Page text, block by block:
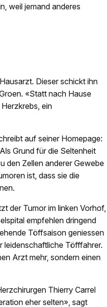
weil jemand anderes
Dieser schickt ihn
«Statt nach Hause
ein
auf seiner Homepage:
Grund für die Seltenheit
den Zellen anderer Gewebe
ist, dass sie die
der Tumor im linken Vorhof,
empfehlen dringend
Töffsaison geniessen
leidenschaftliche Töfffahrer.
Arzt mehr, sondern einen
Thierry Carrel
eher selten», sagt